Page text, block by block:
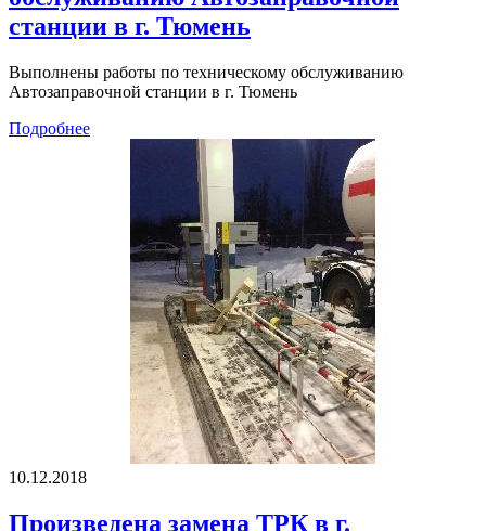
станции в г. Тюмень
Выполнены работы по техническому обслуживанию
Автозаправочной станции в г. Тюмень
Подробнее
10.12.2018
Произведена замена ТРК в г.